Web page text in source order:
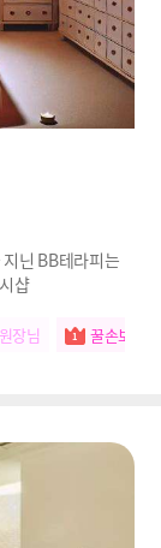
닌 BB테라피는
샵
장님 꿀손보유